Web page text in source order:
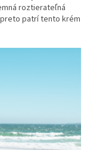
roztierateľná
patrí tento krém